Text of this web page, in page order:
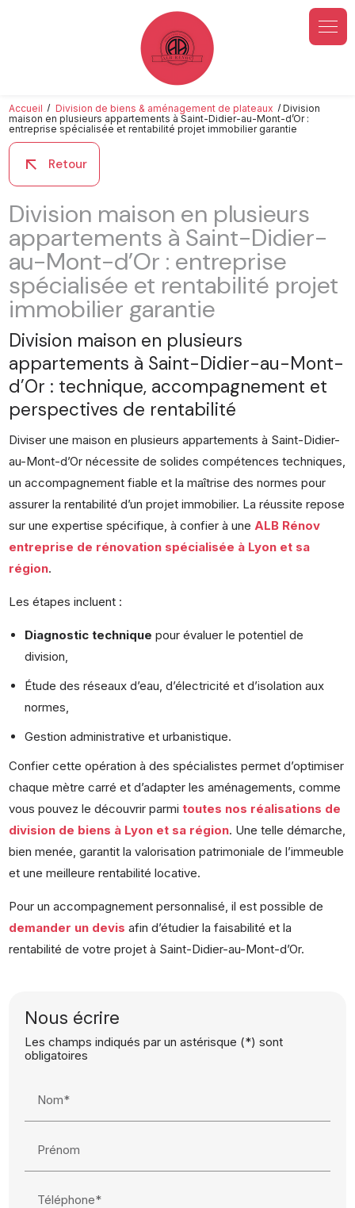
Accueil Division de biens & aménagement de plateaux
Division
maison en plusieurs appartements à Saint-Didier-au-Mont-d’Or :
entreprise spécialisée et rentabilité projet immobilier garantie
arrow_outward Retour
Division maison en plusieurs
appartements à Saint-Didier-
au-Mont-d’Or : entreprise
spécialisée et rentabilité projet
immobilier garantie
Division maison en plusieurs
appartements à Saint-Didier-au-Mont-
d’Or : technique, accompagnement et
perspectives de rentabilité
Diviser une maison en plusieurs appartements à Saint-Didier-
au-Mont-d’Or nécessite de solides compétences techniques,
un accompagnement fiable et la maîtrise des normes pour
assurer la rentabilité d’un projet immobilier. La réussite repose
sur une expertise spécifique, à confier à uneALB Rénov
entreprise de rénovation spécialisée à Lyon et sa
région.
Les étapes incluent :
Diagnostic technique pour évaluer le potentiel de
division,
Étude des réseaux d’eau, d’électricité et d’isolation aux
normes,
Gestion administrative et urbanistique.
Confier cette opération à des spécialistes permet d’optimiser
chaque mètre carré et d’adapter les aménagements, comme
vous pouvez le découvrir parmitoutes nos réalisations de
division de biens à Lyon et sa région. Une telle démarche,
bien menée, garantit la valorisation patrimoniale de l’immeuble
et une meilleure rentabilité locative.
Pour un accompagnement personnalisé, il est possible de
demander un devis afin d’étudier la faisabilité et la
rentabilité de votre projet à Saint-Didier-au-Mont-d’Or.
Nous écrire
Les champs indiqués par un astérisque (*) sont
obligatoires
Nom*
Prénom
Téléphone*